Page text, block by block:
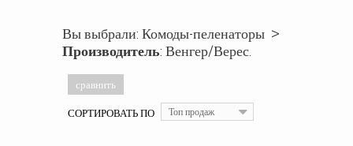
Вы выбрали: Комоды-пеленаторы >
Производитель: Венгер/Верес.
СОРТИРОВАТЬ ПО Топ продаж